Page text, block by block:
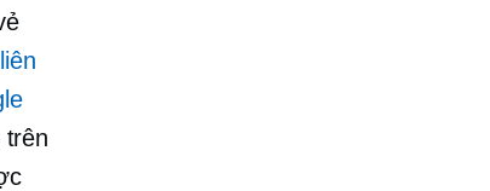
liên
trên